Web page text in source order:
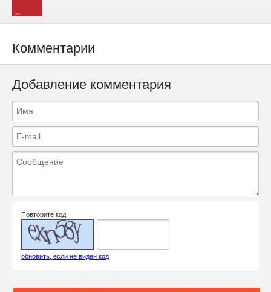
Комментарии
Добавление комментария
Повторите код:
обновить, если не виден код